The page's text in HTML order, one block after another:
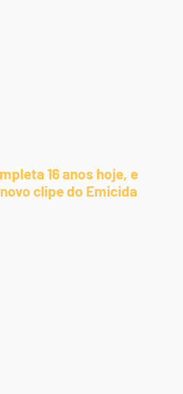
16 anos hoje, e
clipe do Emicida